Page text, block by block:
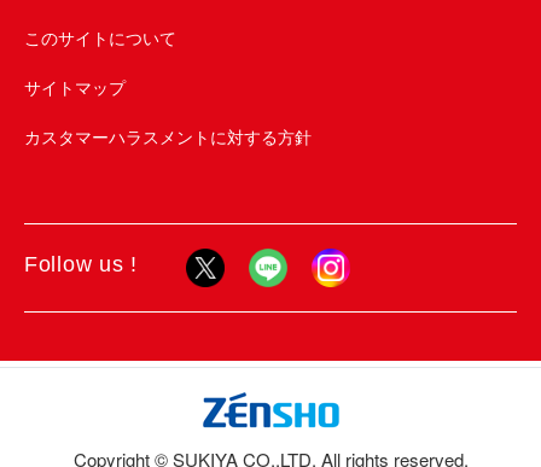
このサイトについて
サイトマップ
カスタマーハラスメントに対する方針
Follow us !
Copyright © SUKIYA CO.,LTD. All rights reserved.